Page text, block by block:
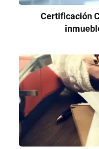
Certificación